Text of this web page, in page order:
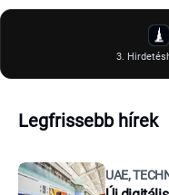
3.
Legfrissebb hírek
UAE,